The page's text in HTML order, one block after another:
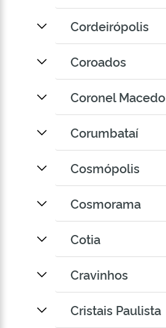
Cordeirópolis
Coroados
Coronel Macedo
Corumbataí
Cosmópolis
Cosmorama
Cotia
Cravinhos
Cristais Paulista